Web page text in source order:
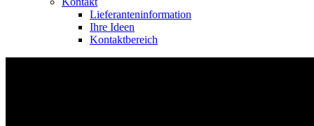
Lieferanteninformation
Ihre Ideen
Kontaktbereich